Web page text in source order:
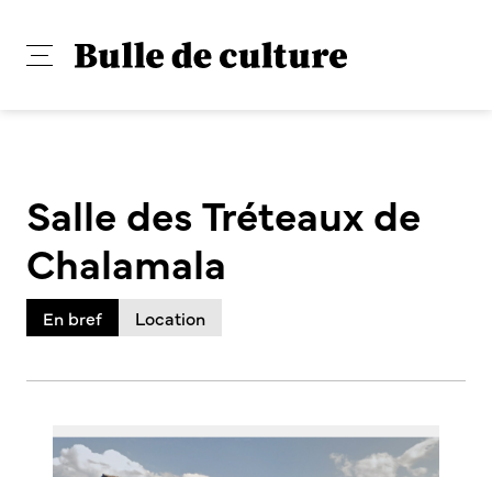
Salle des Tréteaux de
Chalamala
En bref Location